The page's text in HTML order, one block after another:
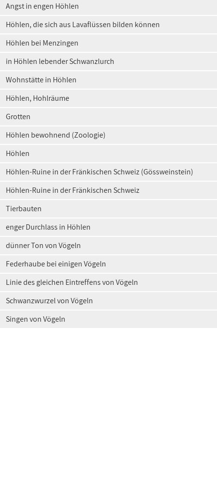
Angst in engen Höhlen
Höhlen, die sich aus Lavaflüssen bilden können
Höhlen bei Menzingen
in Höhlen lebender Schwanzlurch
Wohnstätte in Höhlen
Höhlen, Hohlräume
Grotten
Höhlen bewohnend (Zoologie)
Höhlen
Höhlen-Ruine in der Fränkischen Schweiz (Gössweinstein)
Höhlen-Ruine in der Fränkischen Schweiz
Tierbauten
enger Durchlass in Höhlen
dünner Ton von Vögeln
Federhaube bei einigen Vögeln
Linie des gleichen Eintreffens von Vögeln
Schwanzwurzel von Vögeln
Singen von Vögeln